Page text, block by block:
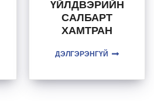
ҮЙЛДВЭРИЙН
САЛБАРТ
ХАМТРАН
СОНИРХЛОО
ДЭЛГЭРЭНГҮЙ